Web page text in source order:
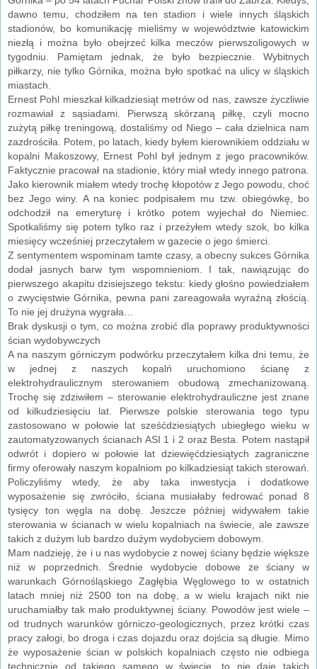
dawno temu, chodziłem na ten stadion i wiele innych śląskich
stadionów, bo komunikację mieliśmy w województwie katowickim
niezłą i można było obejrzeć kilka meczów pierwszoligowych w
tygodniu. Pamiętam jednak, że było bezpiecznie. Wybitnych
piłkarzy, nie tylko Górnika, można było spotkać na ulicy w śląskich
miastach.
Ernest Pohl mieszkał kilkadziesiąt metrów od nas, zawsze życzliwie
rozmawiał z sąsiadami. Pierwszą skórzaną piłkę, czyli mocno
zużytą piłkę treningową, dostaliśmy od Niego – cała dzielnica nam
zazdrościła. Potem, po latach, kiedy byłem kierownikiem oddziału w
kopalni Makoszowy, Ernest Pohl był jednym z jego pracowników.
Faktycznie pracował na stadionie, który miał wtedy innego patrona.
Jako kierownik miałem wtedy trochę kłopotów z Jego powodu, choć
bez Jego winy. A na koniec podpisałem mu tzw. obiegówkę, bo
odchodził na emeryturę i krótko potem wyjechał do Niemiec.
Spotkaliśmy się potem tylko raz i przeżyłem wtedy szok, bo kilka
miesięcy wcześniej przeczytałem w gazecie o jego śmierci.
Z sentymentem wspominam tamte czasy, a obecny sukces Górnika
dodał jasnych barw tym wspomnieniom. I tak, nawiązując do
pierwszego akapitu dzisiejszego tekstu: kiedy głośno powiedziałem
o zwycięstwie Górnika, pewna pani zareagowała wyraźną złością.
To nie jej drużyna wygrała…
Brak dyskusji o tym, co można zrobić dla poprawy produktywności
ścian wydobywczych
A na naszym górniczym podwórku przeczytałem kilka dni temu, że
w jednej z naszych kopalń uruchomiono ścianę z
elektrohydraulicznym sterowaniem obudową zmechanizowaną.
Trochę się zdziwiłem – sterowanie elektrohydrauliczne jest znane
od kilkudziesięciu lat. Pierwsze polskie sterowania tego typu
zastosowano w połowie lat sześćdziesiątych ubiegłego wieku w
zautomatyzowanych ścianach ASI 1 i 2 oraz Besta. Potem nastąpił
odwrót i dopiero w połowie lat dziewięćdziesiątych zagraniczne
firmy oferowały naszym kopalniom po kilkadziesiąt takich sterowań.
Policzyliśmy wtedy, że aby taka inwestycja i dodatkowe
wyposażenie się zwróciło, ściana musiałaby fedrować ponad 8
tysięcy ton węgla na dobę. Jeszcze później widywałem takie
sterowania w ścianach w wielu kopalniach na świecie, ale zawsze
takich z dużym lub bardzo dużym wydobyciem dobowym.
Mam nadzieję, że i u nas wydobycie z nowej ściany będzie większe
niż w poprzednich. Średnie wydobycie dobowe ze ściany w
warunkach Górnośląskiego Zagłębia Węglowego to w ostatnich
latach mniej niż 2500 ton na dobę, a w wielu krajach nikt nie
uruchamiałby tak mało produktywnej ściany. Powodów jest wiele –
od trudnych warunków górniczo-geologicznych, przez krótki czas
pracy załogi, bo droga i czas dojazdu oraz dojścia są długie. Mimo
że wyposażenie ścian w polskich kopalniach często nie odbiega
technicznie od takiego samego w świecie, to nie daje takich